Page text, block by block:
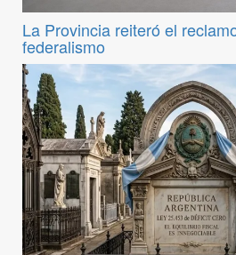
La Provincia reiteró el
federalismo